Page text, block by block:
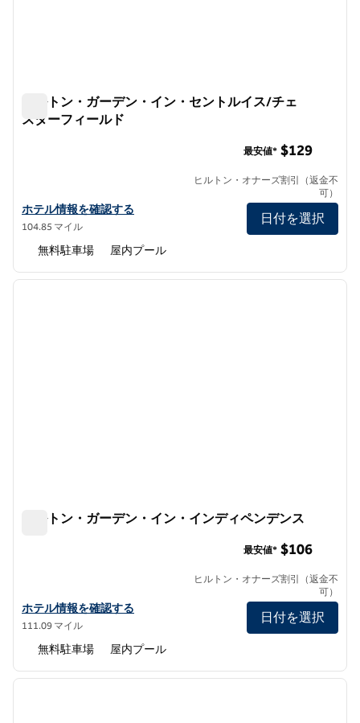
ヒルトン・ガーデン・イン・セントルイス/チェ
スターフィールド
ヒルトン・ガーデン・イン・セントルイス/チェスターフィールド
ホテル情報を確認する
104.85 マイル
最安値* $129
ヒルトン・オナーズ割引（返金不
可）
日付を選択
無料駐車場 屋内プール
1/12
次の
ヒルトン・ガーデン・イン・インディペンデンス
ヒルトン・ガーデン・イン・イン・インディペンデンスの詳細を
ホテル情報を確認する
111.09 マイル
最安値* $106
ヒルトン・オナーズ割引（返金不
可）
日付を選択
無料駐車場 屋内プール
1/12
次の